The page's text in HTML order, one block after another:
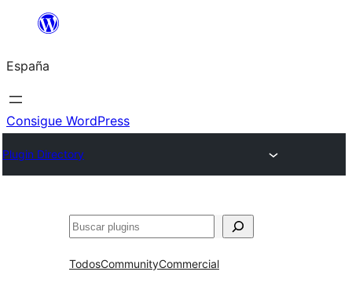
Saltar
contenido
España
Consigue WordPress
Plugin Directory
Buscar
TodosCommunityCommercial